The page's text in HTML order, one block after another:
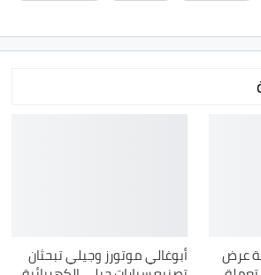
عرض أبوغالي موتورز وجيلي تبحثان